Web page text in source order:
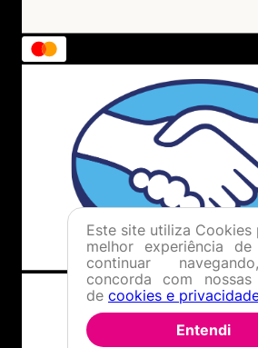
Este site utiliza Cookies
melhor experiência
continuar
concorda com
de cookies e
Entendi